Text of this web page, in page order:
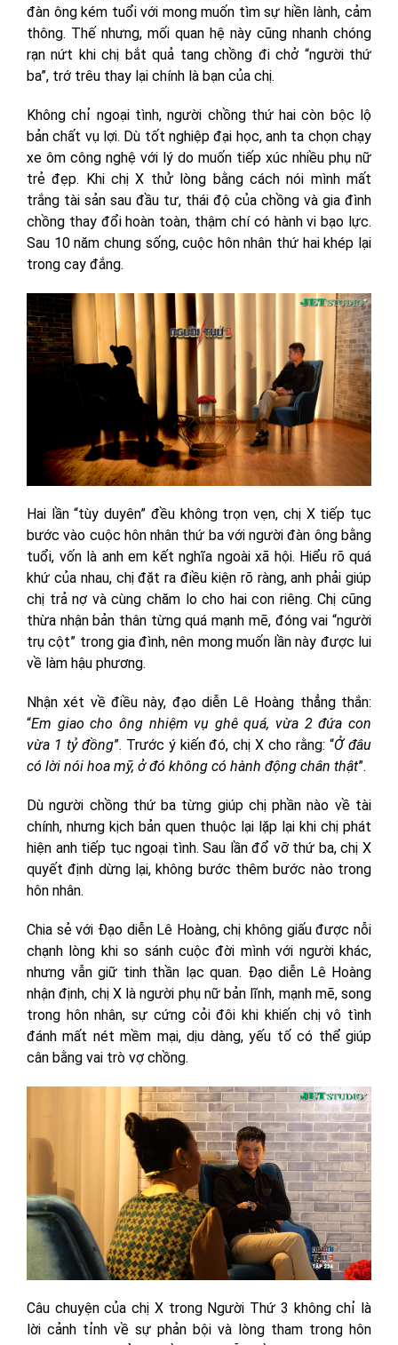
đàn ông kém tuổi với mong muốn tìm sự hiền lành, cảm
thông. Thế nhưng, mối quan hệ này cũng nhanh chóng
rạn nứt khi chị bắt quả tang chồng đi chở “người thứ
ba”, trớ trêu thay lại chính là bạn của chị.
Không chỉ ngoại tình, người chồng thứ hai còn bộc lộ
bản chất vụ lợi. Dù tốt nghiệp đại học, anh ta chọn chạy
xe ôm công nghệ với lý do muốn tiếp xúc nhiều phụ nữ
trẻ đẹp. Khi chị X thử lòng bằng cách nói mình mất
trắng tài sản sau đầu tư, thái độ của chồng và gia đình
chồng thay đổi hoàn toàn, thậm chí có hành vi bạo lực.
Sau 10 năm chung sống, cuộc hôn nhân thứ hai khép lại
trong cay đắng.
Hai lần “tùy duyên” đều không trọn vẹn, chị X tiếp tục
bước vào cuộc hôn nhân thứ ba với người đàn ông bằng
tuổi, vốn là anh em kết nghĩa ngoài xã hội. Hiểu rõ quá
khứ của nhau, chị đặt ra điều kiện rõ ràng, anh phải giúp
chị trả nợ và cùng chăm lo cho hai con riêng. Chị cũng
thừa nhận bản thân từng quá mạnh mẽ, đóng vai “người
trụ cột” trong gia đình, nên mong muốn lần này được lui
về làm hậu phương.
Nhận xét về điều này, đạo diễn Lê Hoàng thẳng thắn:
“Em giao cho ông nhiệm vụ ghê quá, vừa 2 đứa con
vừa 1 tỷ đồng”. Trước ý kiến đó, chị X cho rằng: “Ở đâu
có lời nói hoa mỹ, ở đó không có hành động chân thật”.
Dù người chồng thứ ba từng giúp chị phần nào về tài
chính, nhưng kịch bản quen thuộc lại lặp lại khi chị phát
hiện anh tiếp tục ngoại tình. Sau lần đổ vỡ thứ ba, chị X
quyết định dừng lại, không bước thêm bước nào trong
hôn nhân.
Chia sẻ với Đạo diễn Lê Hoàng, chị không giấu được nỗi
chạnh lòng khi so sánh cuộc đời mình với người khác,
nhưng vẫn giữ tinh thần lạc quan. Đạo diễn Lê Hoàng
nhận định, chị X là người phụ nữ bản lĩnh, mạnh mẽ, song
trong hôn nhân, sự cứng cỏi đôi khi khiến chị vô tình
đánh mất nét mềm mại, dịu dàng, yếu tố có thể giúp
cân bằng vai trò vợ chồng.
Câu chuyện của chị X trong Người Thứ 3 không chỉ là
lời cảnh tỉnh về sự phản bội và lòng tham trong hôn